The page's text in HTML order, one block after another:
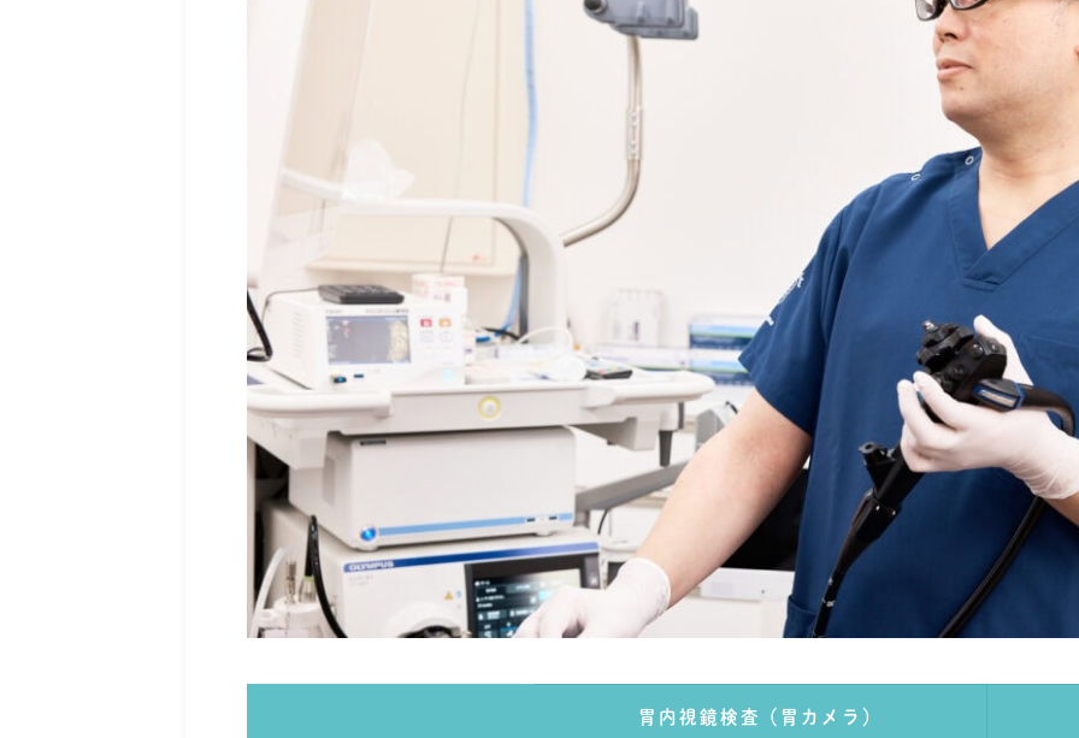
胃内視鏡検査（胃カメラ）